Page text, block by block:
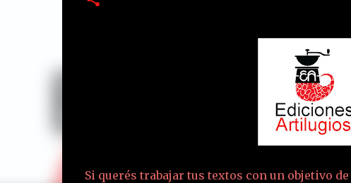
Si querés trabajar tus textos con un objetivo